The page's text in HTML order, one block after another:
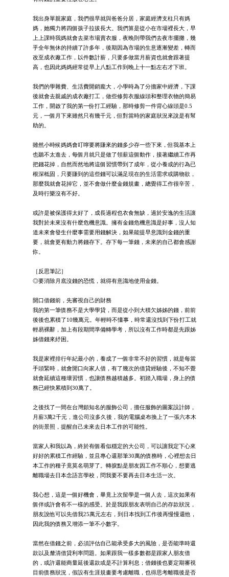
我出身單親家庭，我們很早就與爸爸分居，家庭經濟支柱只有媽
媽，她獨力將四個孩子拉拔長大。我們算是從小在市場裡長大，早
上上課時我媽就會去菜市場賣衣服，夜晚則帶我們去夜市擺攤，幾
乎全年無休的持續了許多年，後期因為市場的生意逐漸變差，轉而
改至成衣廠工作，以件數計薪，只要多做當月薪資也就會跟著提
高，也因此媽媽經常從早上八點工作到晚上十一點左右才下班。
我們的學雜費、生活費開銷龐大，小學時為了分擔家中經濟，下課
後就會去親戚的成衣廠打工，做些修剪衣服線頭和整理衣物的簡易
工作，開啟了我的第一份打工經驗，那時修剪一件背心線頭是0.5
元，一個月下來雖然只有幾千元，但對當時的家庭狀況來說是有幫
助的。
雖然小時候媽媽會叮嚀要將賺來的錢多少存一些下來，但我基本上
也聽不太進去，每個月就只是做了領薪這個動作，接著繼續工作再
把錢花掉，自然而然地將這個習慣帶到了成年，從小養成的行為已
根深柢固，只要賺到的這些錢可以滿足現在的生活需求或購物欲，
那麼我就會花掉它，並不會做什麼金錢規畫，總覺得工作很辛苦，
及時行樂沒有不好。
或許是被保護得太好了，成長過程也衣食無缺，過於安逸的生活讓
我對於未來沒有什麼危機意識。擁有金錢危機意識是好事，沒人知
道未來會發生什麼事需要用錢解決，如果能提早意識到金錢的重
要，就會更有動力將錢存下。存下每一筆錢，未來的自己都會感謝
你。
［反思筆記］
◎要消除月底沒錢的恐慌，就得有意識地使用金錢。
開口借錢前，先審視自己的財務
我的第一筆債務不是大學學貸，而是從小到大積欠姊姊的錢，前前
後後也累積了10幾萬元。年輕時不懂事，時常還沒找到下份打工就
輕易裸辭，加上有段期間準備轉學考，所以沒有工作時都是先跟姊
姊借錢來紓困。
我是家裡排行年紀最小的，養成了一個非常不好的習慣，就是每當
手頭緊時，就會開口向家人借，有了幾次的借貸經驗後，不知不覺
就會延續這種壞習慣，也讓債務越積越多。初踏入職場，身上的債
務已經快累積到30萬了。
之後找了一間在台灣頗知名的服飾公司，擔任服飾的圖案設計師，
月薪3萬2千元，進公司沒多久後，我的電腦桌布換上了一張六本木
的街景照，提醒自己未來去日本工作的可能性。
當家人和我以為，終於有個看似穩定的大公司，可以讓我定下心來
好好的累積工作經驗，並且專心還那筆30萬的債務時，心裡想去日
本工作的種子竟莫名萌芽了。轉捩點是朋友因工作不順心，想要逃
離職場去日本念語言學校，問我要不要再去日本生活一次。
我心想，這是一個好機會，畢竟上次留學是一個人去，這次如果有
個伴或許會有不一樣的感受。於是我跟朋友表明自己的存款狀況，
朋友說他可以先借我25萬元左右，到日本找到工作後再慢慢還他，
因此我的債務又增添一筆不小數字。
當然在借錢之前，必須評估自己能承受多大的風險，是否能準時還
款以及釐清借貸利率問題。如果跟我一樣多數都是跟家人朋友借
的，或許還能商量延後還款或是不計算利息；借錢後也要定期審視
目前債務狀況，假設有生涯規畫要考慮離職，也得思考離職後是否